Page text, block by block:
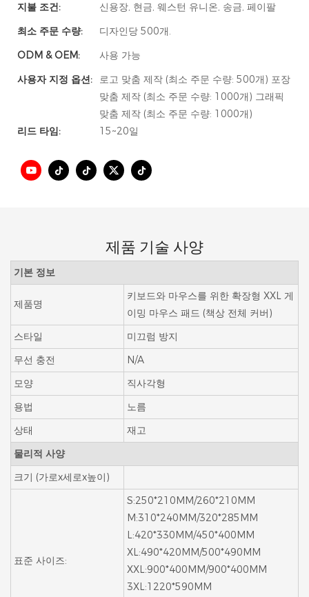
지불 조건:
신용장, 현금, 웨스턴 유니온, 송금, 페이팔
최소 주문 수량:
디자인당 500개.
ODM & OEM:
사용 가능
사용자 지정 옵션:
로고 맞춤 제작 (최소 주문 수량: 500개) 포장
맞춤 제작 (최소 주문 수량: 1000개) 그래픽
맞춤 제작 (최소 주문 수량: 1000개)
리드 타임:
15~20일
제품 기술 사양
기본 정보
제품명
키보드와 마우스를 위한 확장형 XXL 게
이밍 마우스 패드 (책상 전체 커버)
스타일
미끄럼 방지
무선 충전
N/A
모양
직사각형
용법
노름
상태
재고
물리적 사양
크기 (가로x세로x높이)
표준 사이즈:
S:250*210MM/260*210MM
M:310*240MM/320*285MM
L:420*330MM/450*400MM
XL:490*420MM/500*490MM
XXL:900*400MM/900*400MM
3XL:1220*590MM